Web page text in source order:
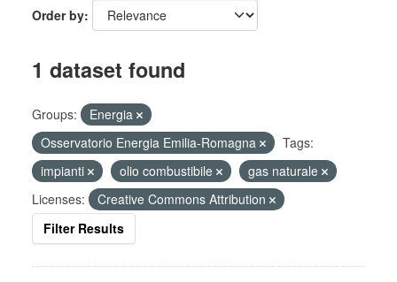
Order by
1 dataset found
Groups:
Energia
Osservatorio Energia Emilia-Romagna
Tags:
impianti
olio combustibile
gas naturale
Licenses:
Creative Commons Attribution
Filter Results